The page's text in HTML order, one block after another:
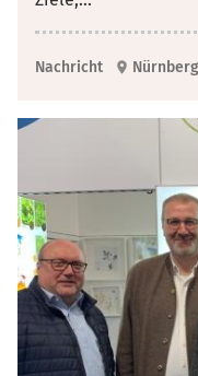
Nachricht